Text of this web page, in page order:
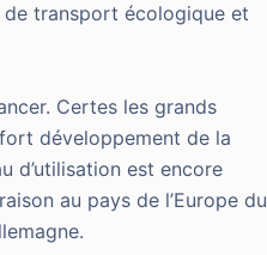
de transport écologique et
Certes les grands
développement de la
d’utilisation est encore
au pays de l’Europe du
.